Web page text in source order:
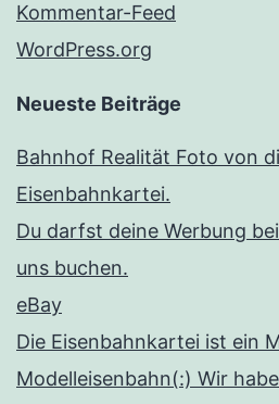
Kommentar-Feed
WordPress.org
Neueste Beiträge
Bahnhof Realität Foto von
Eisenbahnkartei.
Du darfst deine Werbung
uns buchen.
eBay
Die Eisenbahnkartei ist ein
Modelleisenbahn(:) Wir